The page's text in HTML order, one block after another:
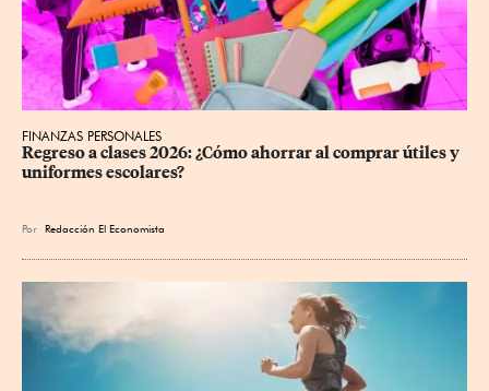
FINANZAS PERSONALES
Regreso a clases 2026: ¿Cómo ahorrar al comprar útiles y
uniformes escolares?
Por Redacción El Economista